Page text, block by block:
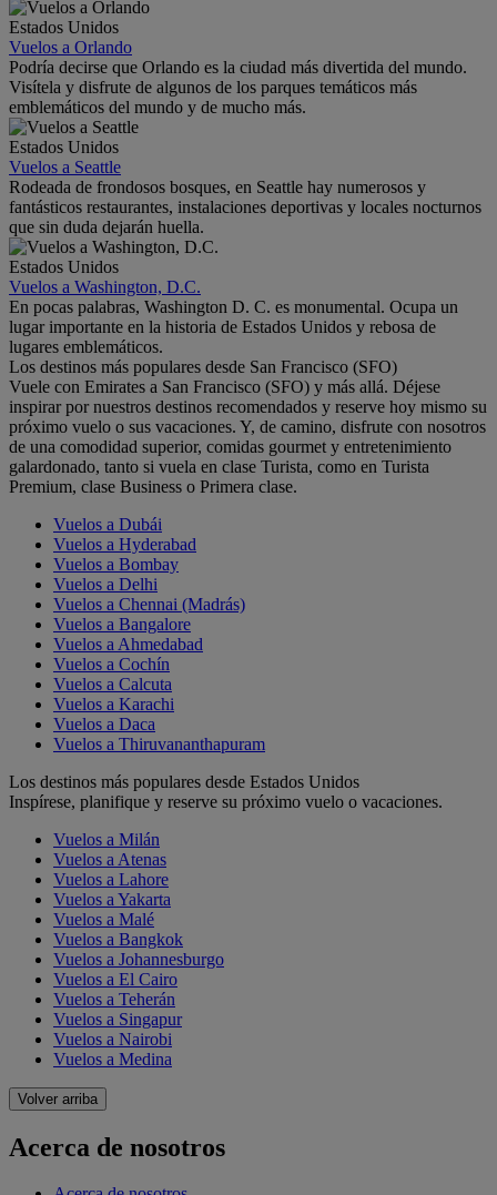
Estados Unidos
Vuelos a Orlando
Podría decirse que Orlando es la ciudad más divertida del mundo.
Visítela y disfrute de algunos de los parques temáticos más
emblemáticos del mundo y de mucho más.
Estados Unidos
Vuelos a Seattle
Rodeada de frondosos bosques, en Seattle hay numerosos y
fantásticos restaurantes, instalaciones deportivas y locales nocturnos
que sin duda dejarán huella.
Estados Unidos
Vuelos a Washington, D.C.
En pocas palabras, Washington D. C. es monumental. Ocupa un
lugar importante en la historia de Estados Unidos y rebosa de
lugares emblemáticos.
Los destinos más populares desde San Francisco (SFO)
Vuele con Emirates a San Francisco (SFO) y más allá. Déjese
inspirar por nuestros destinos recomendados y reserve hoy mismo su
próximo vuelo o sus vacaciones. Y, de camino, disfrute con nosotros
de una comodidad superior, comidas gourmet y entretenimiento
galardonado, tanto si vuela en clase Turista, como en Turista
Premium, clase Business o Primera clase.
Vuelos a Dubái
Vuelos a Hyderabad
Vuelos a Bombay
Vuelos a Delhi
Vuelos a Chennai (Madrás)
Vuelos a Bangalore
Vuelos a Ahmedabad
Vuelos a Cochín
Vuelos a Calcuta
Vuelos a Karachi
Vuelos a Daca
Vuelos a Thiruvananthapuram
Los destinos más populares desde Estados Unidos
Inspírese, planifique y reserve su próximo vuelo o vacaciones.
Vuelos a Milán
Vuelos a Atenas
Vuelos a Lahore
Vuelos a Yakarta
Vuelos a Malé
Vuelos a Bangkok
Vuelos a Johannesburgo
Vuelos a El Cairo
Vuelos a Teherán
Vuelos a Singapur
Vuelos a Nairobi
Vuelos a Medina
Volver arriba
Acerca de nosotros